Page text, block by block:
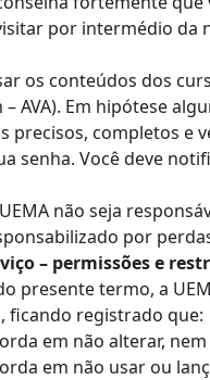
por intermédio da
os conteúdos dos
AVA). Em hipótese
precisos, completos e
senha. Você deve
não seja
por
– permissões e
presente termo, a
ficando registrado que:
em não alterar,
em não usar ou